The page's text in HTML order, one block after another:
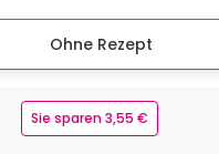
Ohne Rezept
Sie sparen 3,55 €